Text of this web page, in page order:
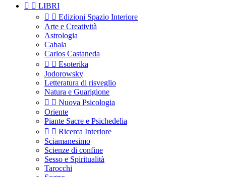
  LIBRI
  Edizioni Spazio Interiore
Arte e Creatività
Astrologia
Cabala
Carlos Castaneda
  Esoterika
Jodorowsky
Letteratura di risveglio
Natura e Guarigione
  Nuova Psicologia
Oriente
Piante Sacre e Psichedelia
  Ricerca Interiore
Sciamanesimo
Scienze di confine
Sesso e Spiritualità
Tarocchi